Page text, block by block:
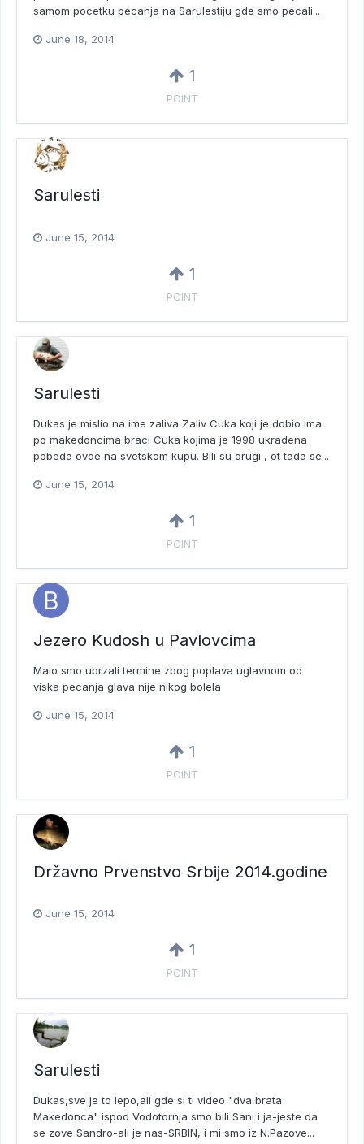
samom pocetku pecanja na Sarulestiju gde smo pecali...
June 18, 2014
1
POINT
Sarulesti
June 15, 2014
1
POINT
Sarulesti
Dukas je mislio na ime zaliva Zaliv Cuka koji je dobio ima
po makedoncima braci Cuka kojima je 1998 ukradena
pobeda ovde na svetskom kupu. Bili su drugi , ot tada se...
June 15, 2014
1
POINT
Jezero Kudosh u Pavlovcima
Malo smo ubrzali termine zbog poplava uglavnom od
viska pecanja glava nije nikog bolela
June 15, 2014
1
POINT
Državno Prvenstvo Srbije 2014.godine
June 15, 2014
1
POINT
Sarulesti
Dukas,sve je to lepo,ali gde si ti video "dva brata
Makedonca" ispod Vodotornja smo bili Sani i ja-jeste da
se zove Sandro-ali je nas-SRBIN, i mi smo iz N.Pazove...